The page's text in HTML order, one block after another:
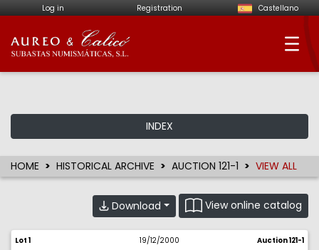
Log in Registration Castellano
Aureo & Calicó -
INDEX
HOME HISTORICAL ARCHIVE AUCTION 121-1 VIEW ALL
Download View online catalog
Lot 1 19/12/2000 Auction 121-1